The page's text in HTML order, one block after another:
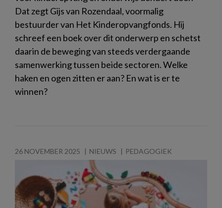
Dat zegt Gijs van Rozendaal, voormalig
bestuurder van Het Kinderopvangfonds. Hij
schreef een boek over dit onderwerp en schetst
daarin de beweging van steeds verdergaande
samenwerking tussen beide sectoren. Welke
haken en ogen zitten er aan? En wat is er te
winnen?
26 NOVEMBER 2025 NIEUWS PEDAGOGIEK